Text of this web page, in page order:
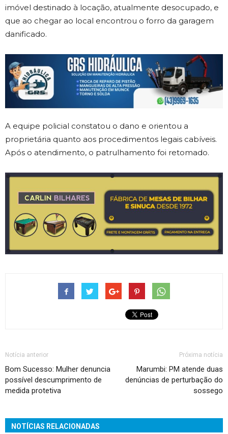
imóvel destinado à locação, atualmente desocupado, e
que ao chegar ao local encontrou o forro da garagem
danificado.
A equipe policial constatou o dano e orientou a
proprietária quanto aos procedimentos legais cabíveis.
Após o atendimento, o patrulhamento foi retomado.
Notícia anterior
Bom Sucesso: Mulher denuncia
possível descumprimento de
medida protetiva
Próxima notícia
Marumbi: PM atende duas
denúncias de perturbação do
sossego
NOTÍCIAS RELACIONADAS